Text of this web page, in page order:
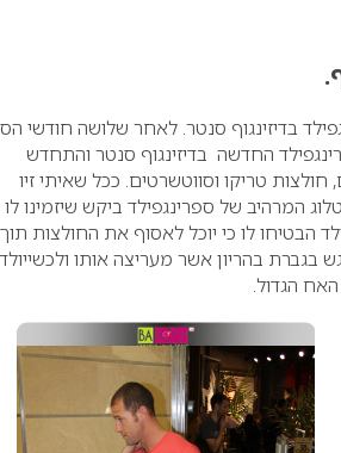
בדיזינגוף סנטר. לאחר שלושה חודשי
החדשה בדיזינגוף סנטר והתחדש
טריקו וסווטשרטים. ככל שאיתי זיו
המרהיב של ספרינגפילד ביקש שיזמינו לו
הבטיחו לו כי יוכל לאסוף את החולצות תוך
בהריון אשר מעריצה אותו
הגדול.